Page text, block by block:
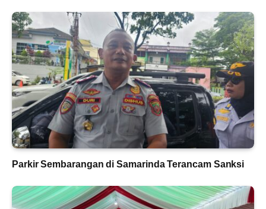
Parkir Sembarangan di Samarinda Terancam Sanksi